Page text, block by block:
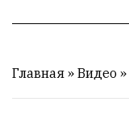
Главная » Видео »